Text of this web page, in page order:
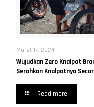
Maret 17, 2024
Wujudkan Zero Knalpot
Serahkan Knalpotnya
Read more